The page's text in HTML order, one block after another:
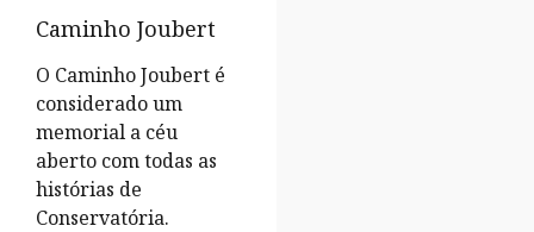
Caminho Joubert
O Caminho Joubert é
considerado um
memorial a céu
aberto com todas as
histórias de
Conservatória.